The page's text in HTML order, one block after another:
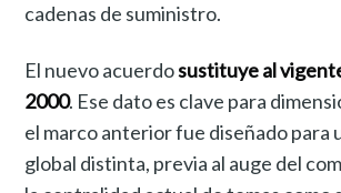
cadenas de suministro.
El nuevo acuerdosustituye al
2000. Ese dato es clave para
el marco anterior fue diseñado para
global distinta, previa al auge del